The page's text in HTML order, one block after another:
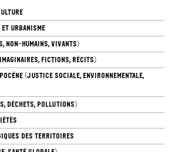
URBANISME
NON-HUMAINS, VIVANTS)
FICTIONS, RÉCITS)
(JUSTICE SOCIALE, ENVIRONNEMENTALE,
DÉCHETS, POLLUTIONS)
DES TERRITOIRES